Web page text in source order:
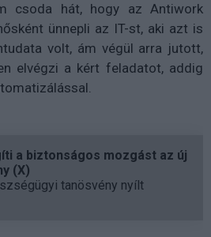
csoda hát, hogy az Antiwork
ünnepli az IT-st, aki azt is
volt, ám végül arra jutott,
elvégzi a kért feladatot, addig
a biztonságos mozgást az új
(X)
tanösvény nyílt